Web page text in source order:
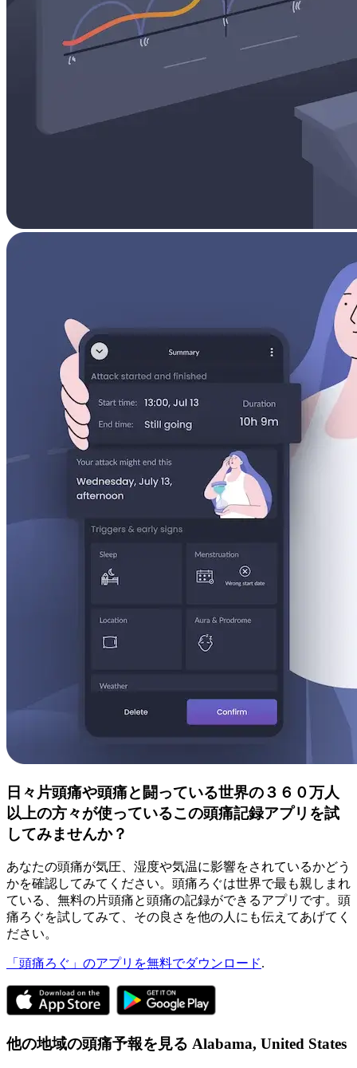
日々片頭痛や頭痛と闘っている世界の３６０万人
以上の方々が使っているこの頭痛記録アプリを試
してみませんか？
あなたの頭痛が気圧、湿度や気温に影響をされているかどう
かを確認してみてください。頭痛ろぐは世界で最も親しまれ
ている、無料の片頭痛と頭痛の記録ができるアプリです。頭
痛ろぐを試してみて、その良さを他の人にも伝えてあげてく
ださい。
「頭痛ろぐ」のアプリを無料でダウンロード.
他の地域の頭痛予報を見る Alabama, United States